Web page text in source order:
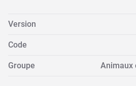
Version
Code
Groupe Animaux